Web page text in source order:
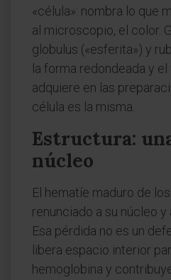
«célula»: nombra lo que
al microscopio, el color.
globulus («esferita») y
la forma redondeada y
adquiere en las
célula es la misma.
Estructura:
núcleo
El hematíe maduro de
renunciado a su núcleo y
Esa pérdida no es un
libera espacio interior
hemoglobina y